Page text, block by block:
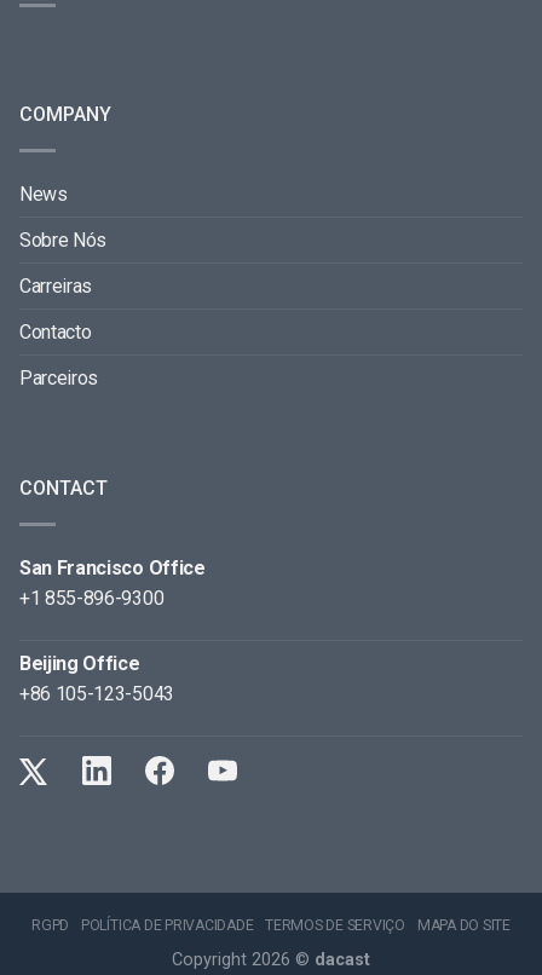
COMPANY
News
Sobre Nós
Carreiras
Contacto
Parceiros
CONTACT
San Francisco Office
+1 855-896-9300
Beijing Office
+86 105-123-5043
RGPD POLÍTICA DE PRIVACIDADE TERMOS DE SERVIÇO MAPA DO SITE
Copyright 2026 © dacast